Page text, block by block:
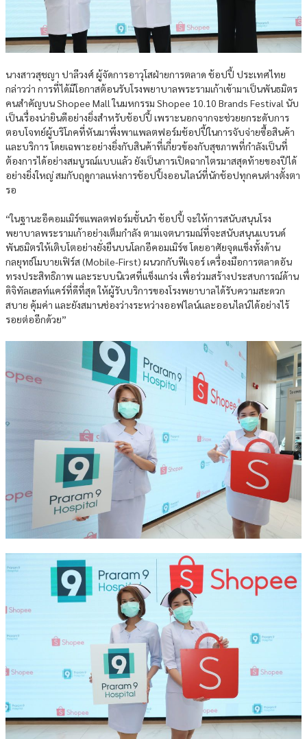
นางสาวสุชญา ปาลีวงศ์ ผู้จัดการอาวุโสฝ่ายการตลาด ช้อปปี้ ประเทศไทย
กล่าวว่า การที่ได้มีโอกาสต้อนรับโรงพยาบาลพระรามเก้าเข้ามาเป็นพันธมิตร
คนสำคัญบน Shopee Mall ในมหกรรม Shopee 10.10 Brands Festival นับ
เป็นเรื่องน่ายินดีอย่างยิ่งสำหรับช้อปปี้ เพราะนอกจากจะช่วยยกระดับการ
ตอบโจทย์ผู้บริโภคที่หันมาพึ่งพาแพลตฟอร์มช้อปปี้ในการจับจ่ายซื้อสินค้า
และบริการ โดยเฉพาะอย่างยิ่งกับสินค้าที่เกี่ยวข้องกับสุขภาพที่กำลังเป็นที่
ต้องการได้อย่างสมบูรณ์แบบแล้ว ยังเป็นการเปิดฉากไตรมาสสุดท้ายของปีได้
อย่างยิ่งใหญ่ สมกับฤดูกาลแห่งการช้อปปิ้งออนไลน์ที่นักช้อปทุกคนต่างตั้งตา
รอ
“ในฐานะอีคอมเมิร์ซแพลตฟอร์มชั้นนำ ช้อปปี้ จะให้การสนับสนุนโรง
พยาบาลพระรามเก้าอย่างเต็มกำลัง ตามเจตนารมณ์ที่จะสนับสนุนแบรนด์
พันธมิตรให้เติบโตอย่างยั่งยืนบนโลกอีคอมเมิร์ซ โดยอาศัยจุดแข็งทั้งด้าน
กลยุทธ์โมบายเฟิร์ส (Mobile-First) ผนวกกับฟีเจอร์ เครื่องมือการตลาดอัน
ทรงประสิทธิภาพ และระบบนิเวศที่แข็งแกร่ง เพื่อร่วมสร้างประสบการณ์ด้าน
ดิจิทัลเฮลท์แคร์ที่ดีที่สุด ให้ผู้รับบริการของโรงพยาบาลได้รับความสะดวก
สบาย คุ้มค่า และยังสมานช่องว่างระหว่างออฟไลน์และออนไลน์ได้อย่างไร้
รอยต่ออีกด้วย”